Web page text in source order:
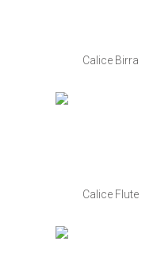
Calice Birra
Calice Flute